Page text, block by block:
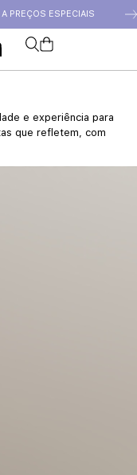
PREÇOS ESPECIAIS
e experiência para
que refletem, com